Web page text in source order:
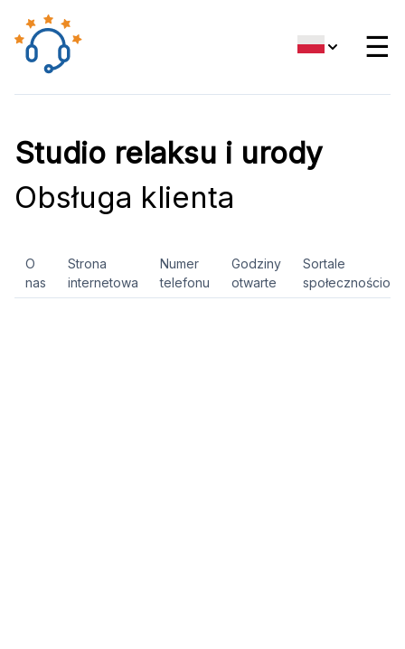
☰
Studio relaksu i urody
Obsługa klienta
O
nas
Strona
internetowa
Numer
telefonu
Godziny
otwarte
Sortale